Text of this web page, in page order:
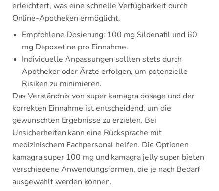
erleichtert, was eine schnelle Verfügbarkeit durch
Online-Apotheken ermöglicht.
Empfohlene Dosierung: 100 mg Sildenafil und 60
mg Dapoxetine pro Einnahme.
Individuelle Anpassungen sollten stets durch
Apotheker oder Ärzte erfolgen, um potenzielle
Risiken zu minimieren.
Das Verständnis von super kamagra dosage und der
korrekten Einnahme ist entscheidend, um die
gewünschten Ergebnisse zu erzielen. Bei
Unsicherheiten kann eine Rücksprache mit
medizinischem Fachpersonal helfen. Die Optionen
kamagra super 100 mg und kamagra jelly super bieten
verschiedene Anwendungsformen, die je nach Bedarf
ausgewählt werden können.